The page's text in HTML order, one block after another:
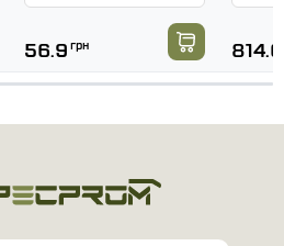
56.9 грн 814.6